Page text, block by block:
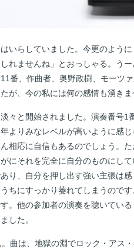
いらしていました。今更のよう
れませんね」とおっしゃる。う
番、作曲者、奥野政樹、モーツ
が、今の私には何の感情も湧きま
々と開始されました。演奏番号1
よりみなレベルが高いように感
相応に自信もあるのでしょう。
にそれを完全に自分のものにし
り、自分を押し出す強い主張は
ちにすっかり萎れてしまうので
。他の参加者の演奏を聴いてい
した。
曲は、地獄の淵でロック・アス